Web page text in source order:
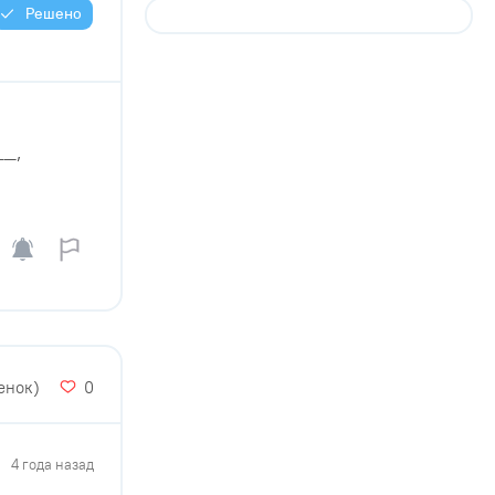
Решено
0
4 года назад